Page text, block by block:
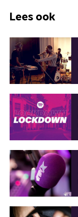
Lees ook